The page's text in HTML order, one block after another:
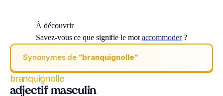
À découvrir
Savez-vous ce que signifie le mot accommoder?
Synonymes de “branquignolle“
branquignolle
adjectif masculin